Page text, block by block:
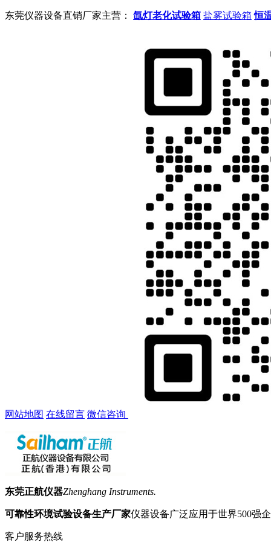
东莞仪器设备直销厂家主营： 氙灯老化试验箱 盐雾试验箱 恒
网站地图 在线留言 微信咨询
东莞正航仪器Zhenghang Instruments.
可靠性环境试验设备生产厂家仪器设备广泛应用于世界500强
客户服务热线